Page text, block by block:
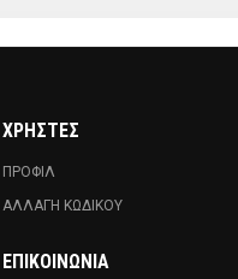
ΧΡΗΣΤΕΣ
ΠΡΟΦΙΛ
ΑΛΛΑΓΗ ΚΩΔΙΚΟΥ
ΕΠΙΚΟΙΝΩΝΊΑ